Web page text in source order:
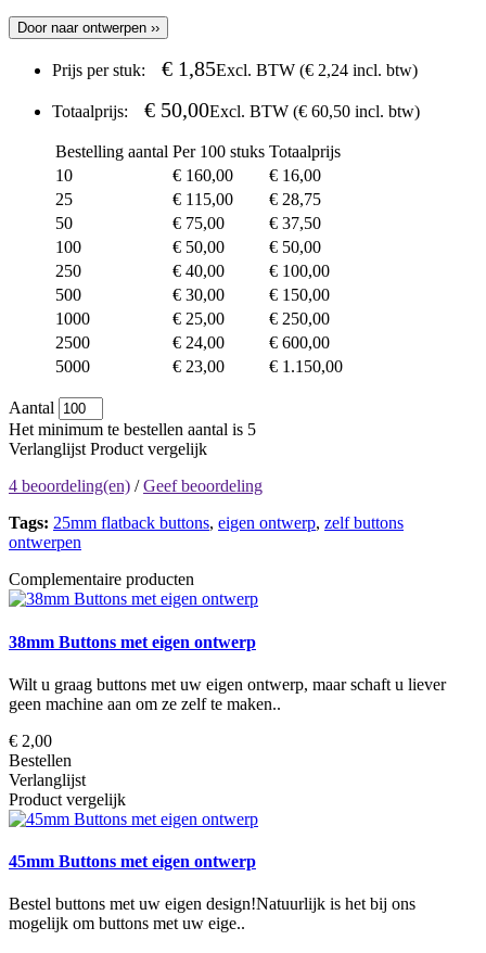
Door naar ontwerpen ››
Prijs per stuk: € 1,85Excl. BTW (€ 2,24 incl. btw)
Totaalprijs: € 50,00Excl. BTW (€ 60,50 incl. btw)
Bestelling aantal Per 100 stuks Totaalprijs
10
€ 160,00
€ 16,00
25
€ 115,00
€ 28,75
50
€ 75,00
€ 37,50
100
€ 50,00
€ 50,00
250
€ 40,00
€ 100,00
500
€ 30,00
€ 150,00
1000
€ 25,00
€ 250,00
2500
€ 24,00
€ 600,00
5000
€ 23,00 € 1.150,00
Aantal
Het minimum te bestellen aantal is 5
Verlanglijst Product vergelijk
4 beoordeling(en) /Geef beoordeling
Tags: 25mm flatback buttons, eigen ontwerp, zelf buttons
ontwerpen
Complementaire producten
38mm Buttons met eigen ontwerp
Wilt u graag buttons met uw eigen ontwerp, maar schaft u liever
geen machine aan om ze zelf te maken..
€ 2,00
Bestellen
Verlanglijst
Product vergelijk
45mm Buttons met eigen ontwerp
Bestel buttons met uw eigen design!Natuurlijk is het bij ons
mogelijk om buttons met uw eige..